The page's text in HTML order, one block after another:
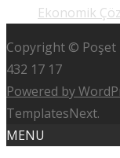
Ekonomik
Copyright © Poşet
432 17 17
Powered by
TemplatesNext.
MENU